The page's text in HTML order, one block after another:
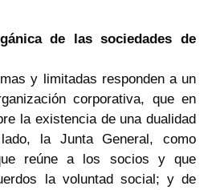
de las sociedades de
y limitadas responden a un
corporativa, que en
la existencia de una dualidad
la Junta General, como
reúne a los socios y que
la voluntad social; y de